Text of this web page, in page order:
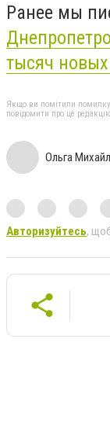
Ранее мы
тысяч
Якщо ви помітили помилку,
повідомити про це
Ольга
Авторизуйтесь,